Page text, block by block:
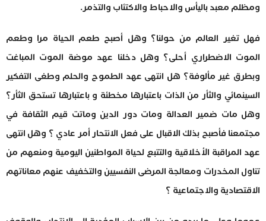
ومظلم معبد باليأس والاحباط والاكتئاب والتذمر.
فهل تغير العالم من حولنا؟ وهل أصبح طعم الحياة مرا وطعم
الموت الاضطراري أحلى؟ وهل دخلنا عهد موضة الموت المباغت
وبطرق غير مألوفة؟ هل انتهى عهد الطموح والحلم وطغى التفكير
السينمائي والثأر من الذات باعتبارها مخطئة و باعتبارها تستحق الثأر؟
وهل مات ضمير العدالة ومات دور الدين وماتت قيم الثقافة في
مجتمعنا فأصبح بذلك الاقبال على فعل الانتحار أمر عادي ؟ وهل انتهى
عهد المراقبة الأخلاقية والتتبع لحياة المواطنين اليومية ومنعهم من
تناول المخدرات ومعالجة المرضى النفسيين والتخفيف عنهم معاناتهم
الاقتصادية والاجتماعية ؟